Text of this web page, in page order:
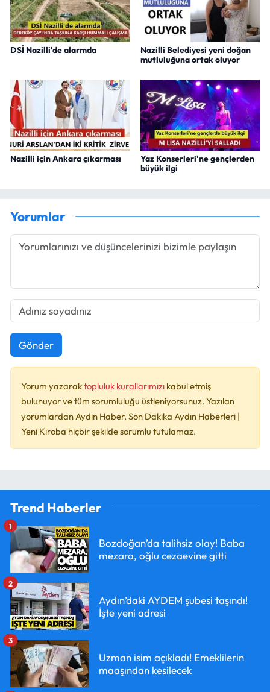
DSİ Nazilli'de alarmda
Nazilli Belediyesi yeni doğan
mutluluğuna ortak oluyor
Nazilli için Ankara çıkarması
Yaz Konserleri'ne gençlerden
büyük ilgi
Yorumlar
Gönder
Yorum yazaraktopluluk kurallarımızı kabul etmiş
bulunuyor ve tüm sorumluluğu üstleniyorsunuz. Yazılan
yorumlardan Aydın Haber, Son Dakika Aydın Haberleri |
Yeni Kıroba hiçbir şekilde sorumlu tutulamaz.
Trend Haberler
Bozdoğan’da talihsiz olay! Baba
mezara, oğlu cezaevine gitti
1
Aydın’daki AYDEM şubesi taşındı!
İşte yeni adresi
2
Uzman isim açıkladı! Emeklilerin
maaşından kesilecek
3